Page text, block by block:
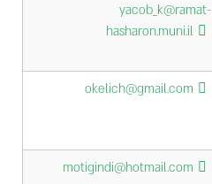
yacob_k@ramat-
hasharon.muni.il
okelich@gmail.com
motigindi@hotmail.com